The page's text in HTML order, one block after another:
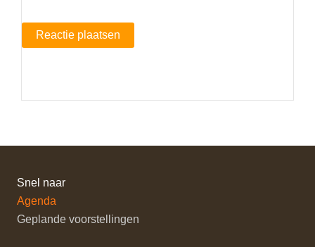
Snel naar
Agenda
Geplande voorstellingen